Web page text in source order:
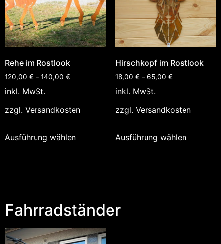
Rehe im Rostlook
120,00 € – 140,00 €
inkl. MwSt.
zzgl. Versandkosten
Ausführung wählen
Hirschkopf im Rostlook
18,00 € – 65,00 €
inkl. MwSt.
zzgl. Versandkosten
Ausführung wählen
Fahrradständer